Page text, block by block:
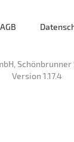
Schönbrunner
Version 1.17.4